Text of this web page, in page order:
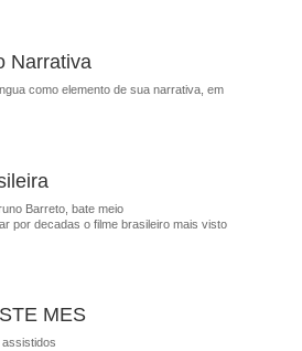
Narrativa
como elemento de sua narrativa, em
Barreto, bate meio
por decadas o filme brasileiro mais visto
MES